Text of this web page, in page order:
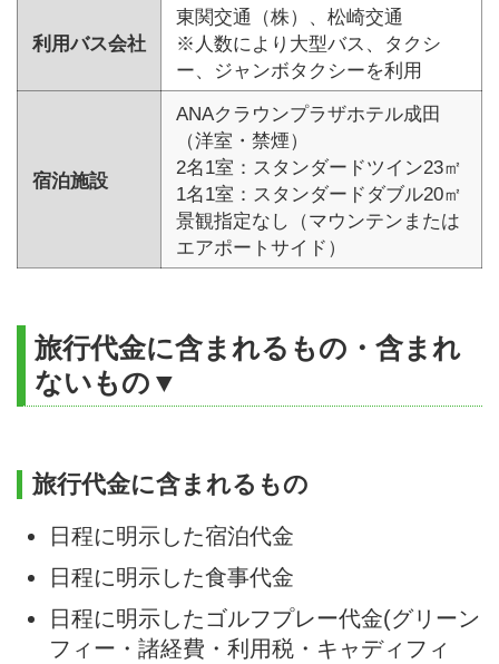
利用バス会社
東関交通（株）、松崎交通
※人数により大型バス、タクシ
ー、ジャンボタクシーを利用
宿泊施設
ANAクラウンプラザホテル成田
（洋室・禁煙）
2名1室：スタンダードツイン23㎡
1名1室：スタンダードダブル20㎡
景観指定なし（マウンテンまたは
エアポートサイド）
旅行代金に含まれるもの・含まれ
ないもの▼
旅行代金に含まれるもの
日程に明示した宿泊代金
日程に明示した食事代金
日程に明示したゴルフプレー代金(グリーン
フィー・諸経費・利用税・キャディフィ